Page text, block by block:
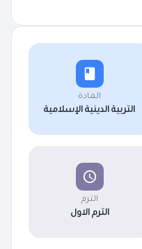
المادة
التربية الدينية الإسلامية
الترم
الترم الاول